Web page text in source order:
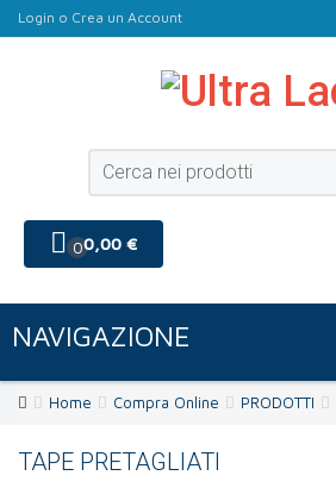
Login o Crea un Account
00,00 €
NAVIGAZIONE
Home Compra Online PRODOTTI
TAPE PRETAGLIATI